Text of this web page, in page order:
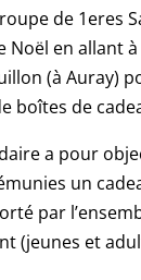
de 1eres
Noël en allant à
(à Auray)
boîtes de
a pour
un
par
(jeunes et